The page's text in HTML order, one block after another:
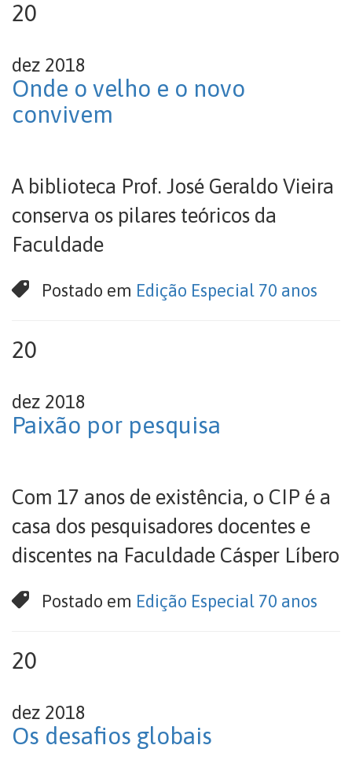
20
dez 2018
Onde o velho e o novo
convivem
A biblioteca Prof. José Geraldo Vieira
conserva os pilares teóricos da
Faculdade
Postado em Edição Especial 70 anos
20
dez 2018
Paixão por pesquisa
Com 17 anos de existência, o CIP é a
casa dos pesquisadores docentes e
discentes na Faculdade Cásper Líbero
Postado em Edição Especial 70 anos
20
dez 2018
Os desafios globais